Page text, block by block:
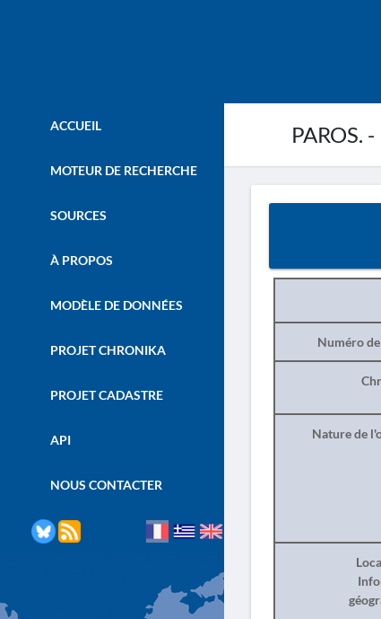
PAROS.
ACCUEIL
MOTEUR DE RECHERCHE
SOURCES
À PROPOS
MODÈLE DE DONNÉES
PROJET CHRONIKA
PROJET CADASTRE
API
NOUS CONTACTER
Numéro
Nature de